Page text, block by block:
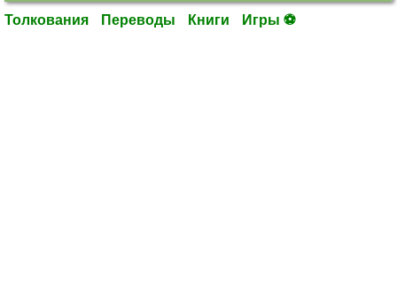
Толкования Переводы Книги Игры ⚽